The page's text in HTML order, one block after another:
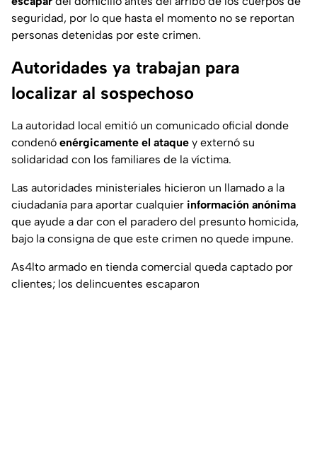
seguridad, por lo que hasta el momento no se reportan
personas detenidas por este crimen.
Autoridades ya trabajan para
localizar al sospechoso
La autoridad local emitió un comunicado oficial donde
condenó enérgicamente el ataque y externó su
solidaridad con los familiares de la víctima.
Las autoridades ministeriales hicieron un llamado a la
ciudadanía para aportar cualquier información anónima
que ayude a dar con el paradero del presunto homicida,
bajo la consigna de que este crimen no quede impune.
As4lto armado en tienda comercial queda captado por
clientes; los delincuentes escaparon